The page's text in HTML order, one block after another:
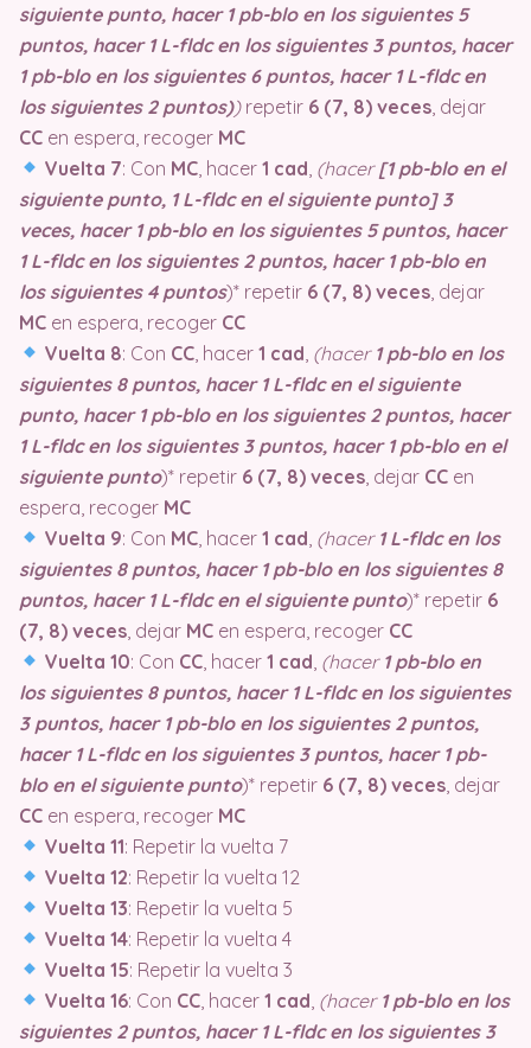
siguiente punto, hacer 1 pb-blo en los siguientes 5
puntos, hacer 1 L-fldc en los siguientes 3 puntos, hacer
1 pb-blo en los siguientes 6 puntos, hacer 1 L-fldc en
los siguientes 2 puntos))repetir 6 (7, 8) veces , dejar
CC en espera, recoger MC
Vuelta 7: Con MC , hacer1 cad (hacer[1 pb-blo en el
siguiente punto, 1 L-fldc en el siguiente punto] 3
veces, hacer 1 pb-blo en los siguientes 5 puntos, hacer
1 L-fldc en los siguientes 2 puntos, hacer 1 pb-blo en
los siguientes 4 puntos)* repetir 6 (7, 8) veces , dejar
MC en espera, recoger CC
Vuelta 8: Con CC , hacer1 cad (hacer 1 pb-blo en los
siguientes 8 puntos, hacer 1 L-fldc en el siguiente
punto, hacer 1 pb-blo en los siguientes 2 puntos, hacer
1 L-fldc en los siguientes 3 puntos, hacer 1 pb-blo en el
siguiente punto)* repetir 6 (7, 8) veces , dejar CC en
espera, recoger MC
Vuelta 9: Con MC , hacer1 cad (hacer 1 L-fldc en los
siguientes 8 puntos, hacer 1 pb-blo en los siguientes 8
puntos, hacer 1 L-fldc en el siguiente punto)* repetir 6
(7, 8) veces , dejar MC en espera, recoger CC
Vuelta 10: Con CC , hacer1 cad (hacer 1 pb-blo en
los siguientes 8 puntos, hacer 1 L-fldc en los siguientes
3 puntos, hacer 1 pb-blo en los siguientes 2 puntos,
hacer 1 L-fldc en los siguientes 3 puntos, hacer 1 pb-
blo en el siguiente punto)* repetir 6 (7, 8) veces , dejar
CC en espera, recoger MC
Vuelta 11: Repetir la vuelta 7
Vuelta 12: Repetir la vuelta 12
Vuelta 13: Repetir la vuelta 5
Vuelta 14: Repetir la vuelta 4
Vuelta 15: Repetir la vuelta 3
Vuelta 16: Con CC , hacer1 cad (hacer 1 pb-blo en los
siguientes 2 puntos, hacer 1 L-fldc en los siguientes 3